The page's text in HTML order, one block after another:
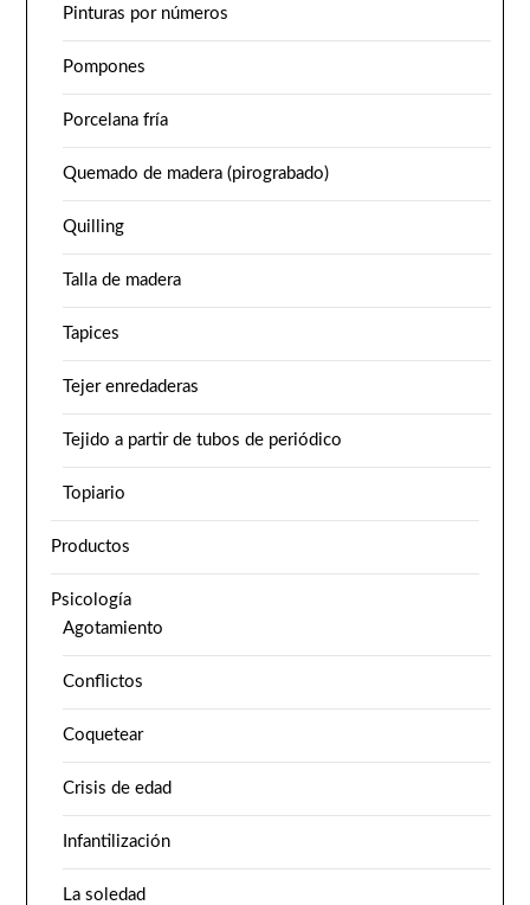
Pinturas por números
Pompones
Porcelana fría
Quemado de madera (pirograbado)
Quilling
Talla de madera
Tapices
Tejer enredaderas
Tejido a partir de tubos de periódico
Topiario
Productos
Psicología
Agotamiento
Conflictos
Coquetear
Crisis de edad
Infantilización
La soledad